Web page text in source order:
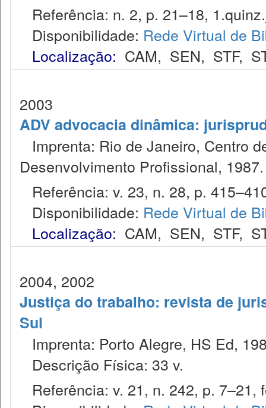
Referência: n. 2, p. 21–18,
Disponibilidade: Rede Virtual de
Localização: CAM, SEN, STF,
2003
ADV advocacia dinâmica:
Imprenta: Rio de Janeiro, Centro
Desenvolvimento Profissional, 1987.
Referência: v. 23, n. 28, p.
Disponibilidade: Rede Virtual de
Localização: CAM, SEN, STF,
2004, 2002
Justiça do trabalho: revista de
Sul
Imprenta: Porto Alegre, HS Ed,
Descrição Física: 33 v.
Referência: v. 21, n. 242, p. 7–21,